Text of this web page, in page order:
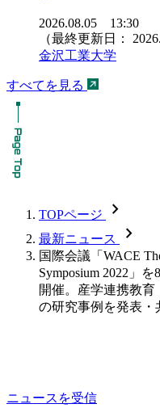
2026.08.05 13:30
（最終更新日：
金沢工業大学
すべてを見る
TOPページ chevron_forward
最新ニュース chevron_forward
国際会議「WACE
Symposium 2022」
開催。産学連携教
の研究事例を発表・
ニュースを受信